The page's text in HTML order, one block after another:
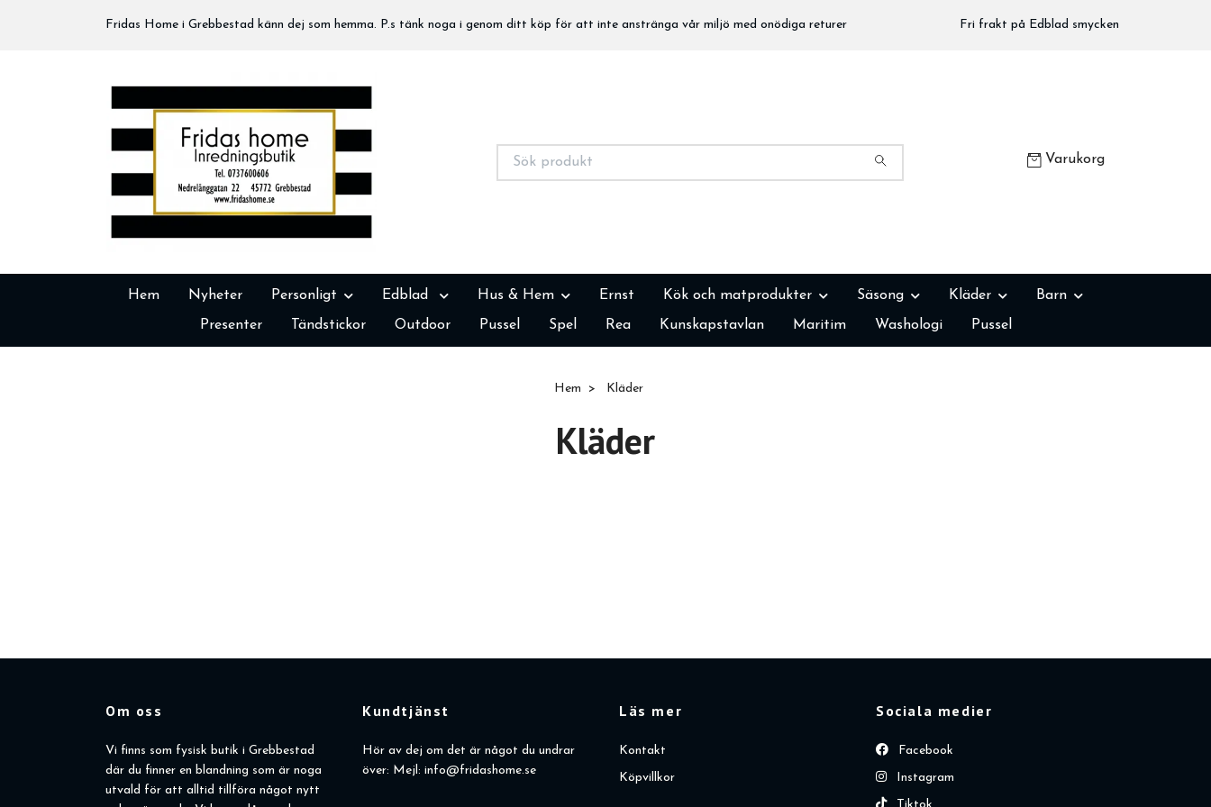
Fridas Home i Grebbestad känn dej som hemma. P.s tänk noga i genom ditt köp för att inte anstränga vår miljö med onödiga returer Fri frakt på Edblad smycken
Varukorg
Hem Nyheter Personligt Edblad Hus & Hem Ernst Kök och matprodukter Säsong Kläder Barn
Presenter Tändstickor Outdoor Pussel Spel Rea Kunskapstavlan Maritim Washologi Pussel
Hem Kläder
Kläder
Om oss
Vi finns som fysisk butik i Grebbestad
där du finner en blandning som är noga
utvald för att alltid tillföra något nytt
Kundtjänst
Hör av dej om det är något du undrar
över: Mejl: info@fridashome.se
Läs mer
Kontakt
Köpvillkor
Sociala medier
Facebook
Instagram